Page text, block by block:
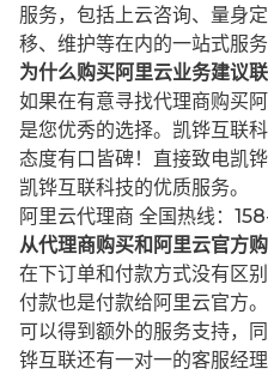
服务，包括上云咨询、量身
移、维护等在内的一站式服务
为什么购买阿里云业务建议联
如果在有意寻找代理商购买
是您优秀的选择。凯铧互联
态度有口皆碑！直接致电凯
凯铧互联科技的优质服务。
阿里云代理商 全国热线：
从代理商购买和阿里云官方购
在下订单和付款方式没有区
付款也是付款给阿里云官方
可以得到额外的服务支持，
铧互联还有一对一的客服经理